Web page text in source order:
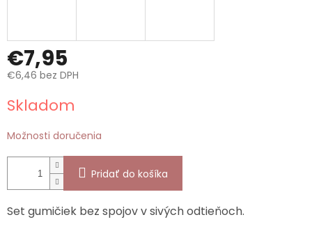
€7,95
€6,46 bez DPH
cena:
Skladom
Možnosti doručenia
Pridať do košíka
Set gumičiek bez spojov v sivých odtieňoch.